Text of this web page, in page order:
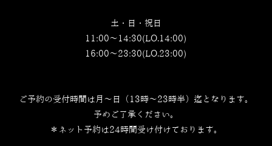
土・日・祝日
11:00～14:30(LO.14:00)
16:00～23:30(LO.23:00)
ご予約の受付時間は月～日（13時～23時半）迄となります。
予めご了承ください。
＊ネット予約は24時間受け付けております。